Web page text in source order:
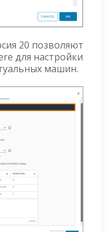
20 позволяют
для настройки
машин.